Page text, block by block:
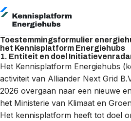
Toestemmingsformulier
het Kennisplatform Energiehubs
1. Entiteit en doel
Het Kennisplatform Energiehubs
activiteit van Alliander Next Grid
2026 overgaan naar een nieuwe
het Ministerie van Klimaat en
Het kennisplatform heeft tot doel